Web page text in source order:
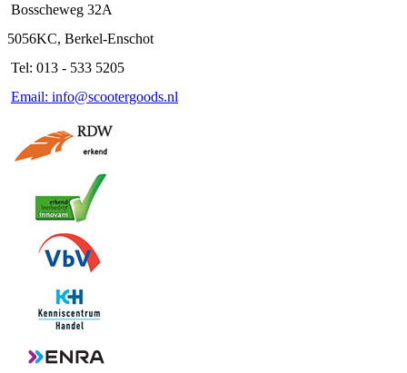
Bosscheweg 32A
5056KC, Berkel-Enschot
Tel: 013 - 533 5205
Email: info@scootergoods.nl